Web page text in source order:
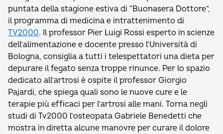
puntata della stagione estiva di “Buonasera Dottore”,
il programma di medicina e intrattenimento di
TV2000. Il professor Pier Luigi Rossi esperto in scienze
dell’alimentazione e docente presso l’Università di
Bologna, consiglia a tutti i telespettatori una dieta per
depurare il fegato senza troppe rinunce. Per lo spazio
dedicato all’artrosi è ospite il professor Giorgio
Pajardi, che spiega quali sono le nuove cure e le
terapie più efficaci per l’artrosi alle mani. Torna negli
studi di Tv2000 l’osteopata Gabriele Benedetti che
mostra in diretta alcune manovre per curare il dolore